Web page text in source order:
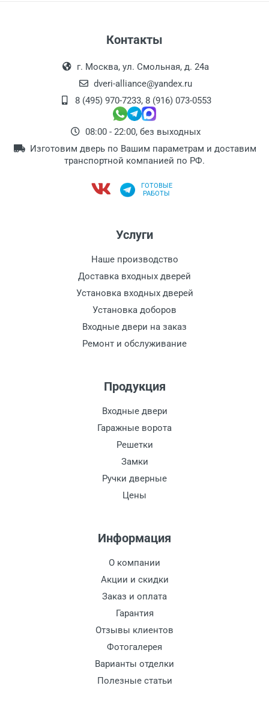
Контакты
г. Москва, ул. Смольная, д. 24а
dveri-alliance@yandex.ru
8 (495) 970-7233, 8 (916) 073-0553
08:00 - 22:00, без выходных
Изготовим дверь по Вашим параметрам и доставим
транспортной компанией по РФ.
ГОТОВЫЕ
РАБОТЫ
Услуги
Наше производство
Доставка входных дверей
Установка входных дверей
Установка доборов
Входные двери на заказ
Ремонт и обслуживание
Продукция
Входные двери
Гаражные ворота
Решетки
Замки
Ручки дверные
Цены
Информация
О компании
Акции и скидки
Заказ и оплата
Гарантия
Отзывы клиентов
Фотогалерея
Варианты отделки
Полезные статьи